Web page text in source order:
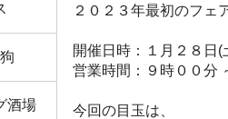
２０２３年最初のフェ
開催日時：１月２８日(
営業時間：９時００分
今回の目玉は、
酒場